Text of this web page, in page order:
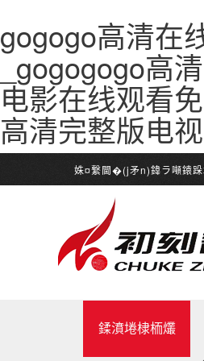
gogogo高清在
_gogogogo高
电影在线观看
高清完整版电
姝¤繋閫�(j矛n)鍏ラ噸鎱
鍒濆埢棣栭爜